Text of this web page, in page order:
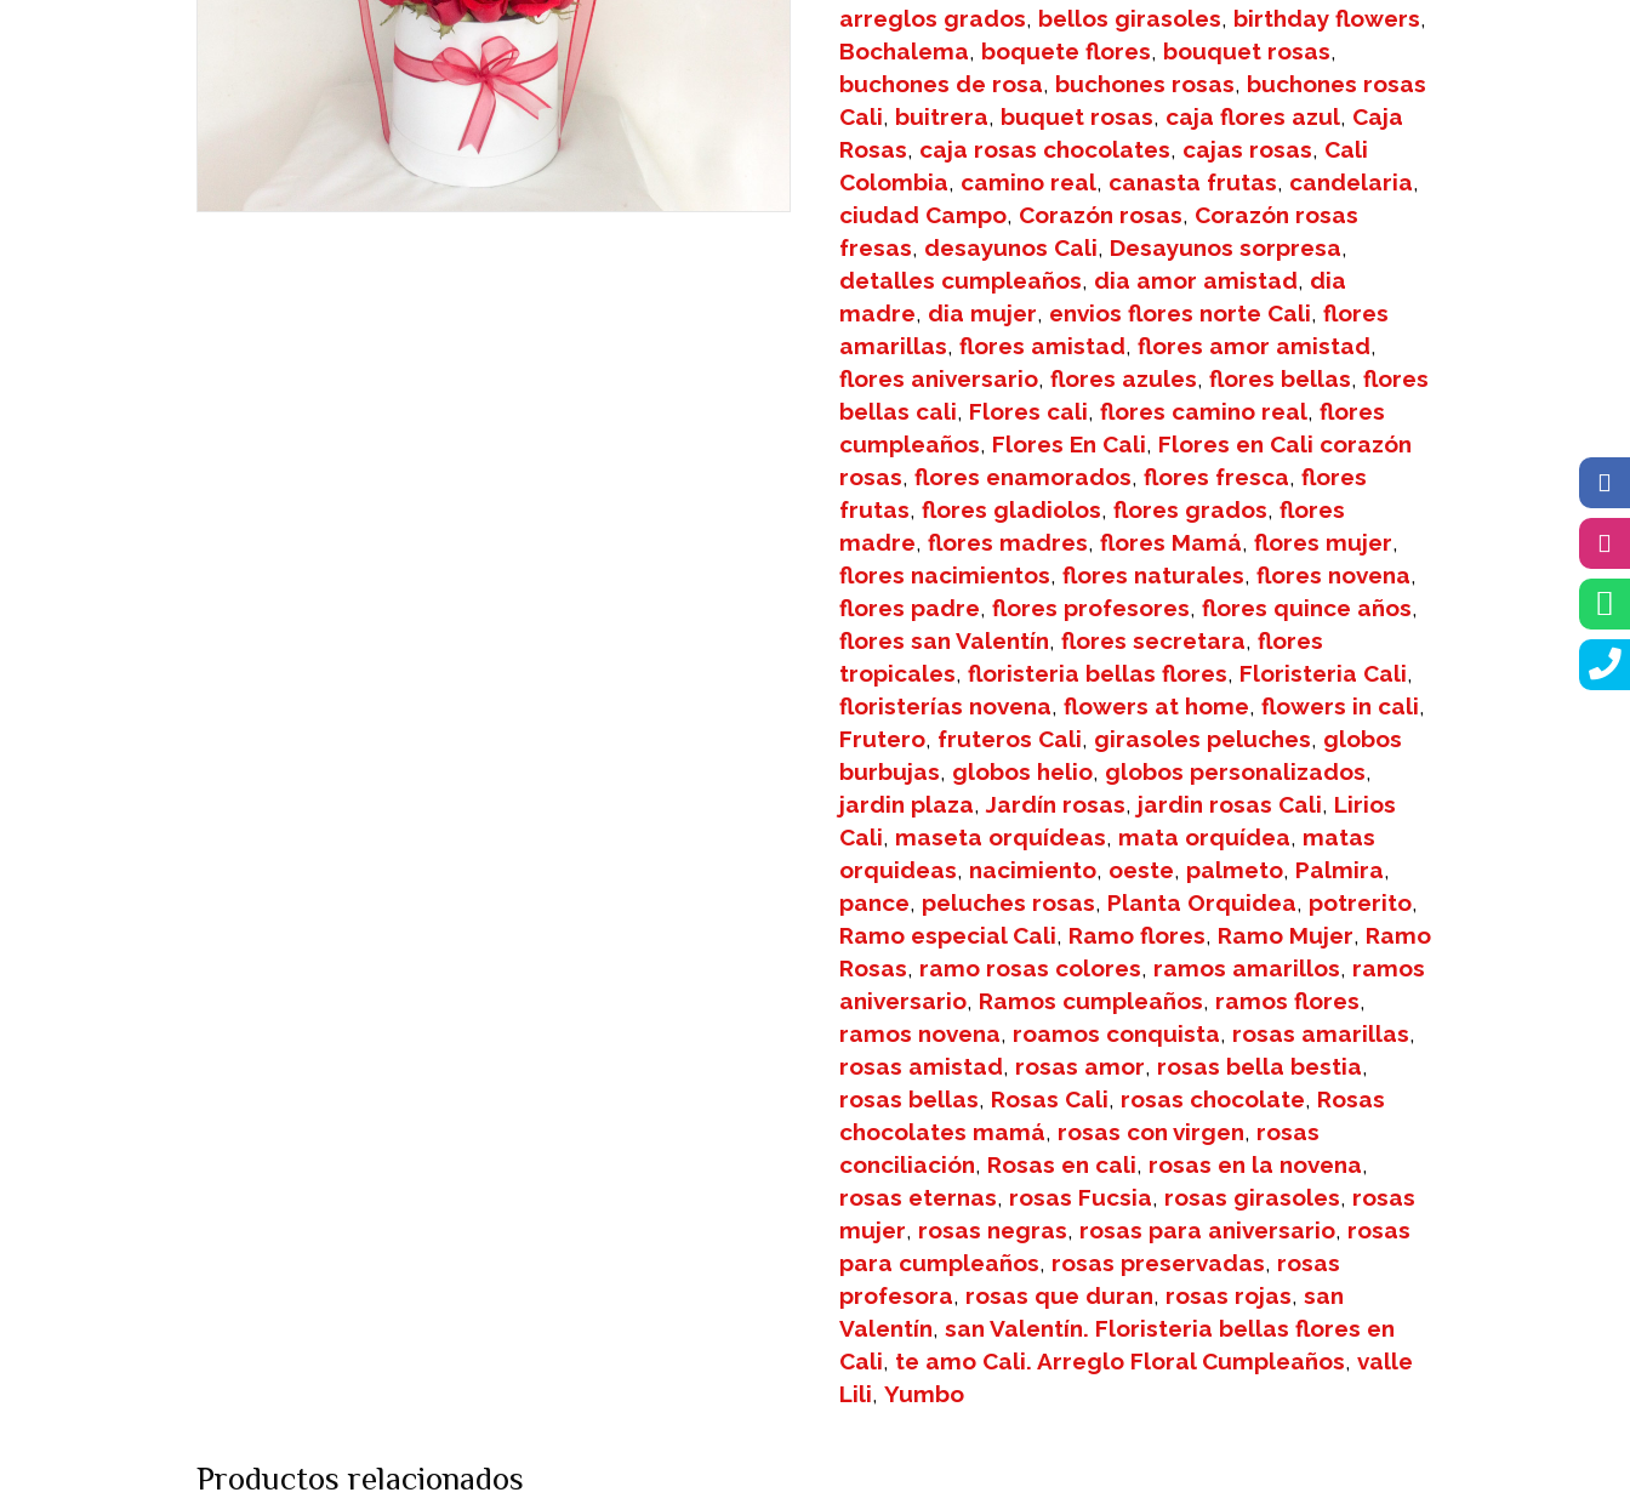
arreglos grados, bellos girasoles, birthday flowers,
Bochalema, boquete flores, bouquet rosas,
buchones de rosa, buchones rosas, buchones rosas
Cali, buitrera, buquet rosas, caja flores azul, Caja
Rosas, caja rosas chocolates, cajas rosas, Cali
Colombia, camino real, canasta frutas, candelaria,
ciudad Campo, Corazón rosas, Corazón rosas
fresas, desayunos Cali, Desayunos sorpresa,
detalles cumpleaños, dia amor amistad, dia
madre, dia mujer, envios flores norte Cali,flores
amarillas,flores amistad,flores amor amistad,
flores aniversario,flores azules,flores bellas,flores
bellas cali, Flores cali,flores camino real,flores
cumpleaños, Flores En Cali, Flores en Cali corazón
rosas,flores enamorados,flores fresca,flores
frutas,flores gladiolos,flores grados,flores
madre,flores madres,flores Mamá,flores mujer,
flores nacimientos,flores naturales,flores novena,
flores padre,flores profesores,flores quince años,
flores san Valentín,flores secretara,flores
tropicales,floristeria bellas flores, Floristeria Cali,
floristerías novena,flowers at home,flowers in cali,
Frutero, fruteros Cali, girasoles peluches, globos
burbujas, globos helio, globos personalizados,
jardin plaza,Jardín rosas, jardin rosas Cali, Lirios
Cali, maseta orquídeas, mata orquídea, matas
orquideas, nacimiento, oeste, palmeto, Palmira,
pance, peluches rosas, Planta Orquidea, potrerito,
Ramo especial Cali, Ramo flores, Ramo Mujer, Ramo
Rosas, ramo rosas colores, ramos amarillos, ramos
aniversario, Ramos cumpleaños, ramos flores,
ramos novena, roamos conquista, rosas amarillas,
rosas amistad, rosas amor, rosas bella bestia,
rosas bellas, Rosas Cali, rosas chocolate, Rosas
chocolates mamá, rosas con virgen, rosas
conciliación, Rosas en cali, rosas en la novena,
rosas eternas, rosas Fucsia, rosas girasoles, rosas
mujer, rosas negras, rosas para aniversario, rosas
para cumpleaños, rosas preservadas, rosas
profesora, rosas que duran, rosas rojas,san
Valentín,san Valentín. Floristeria bellas flores en
Cali, te amo Cali. Arreglo Floral Cumpleaños,valle
Lili,Yumbo
Productos relacionados